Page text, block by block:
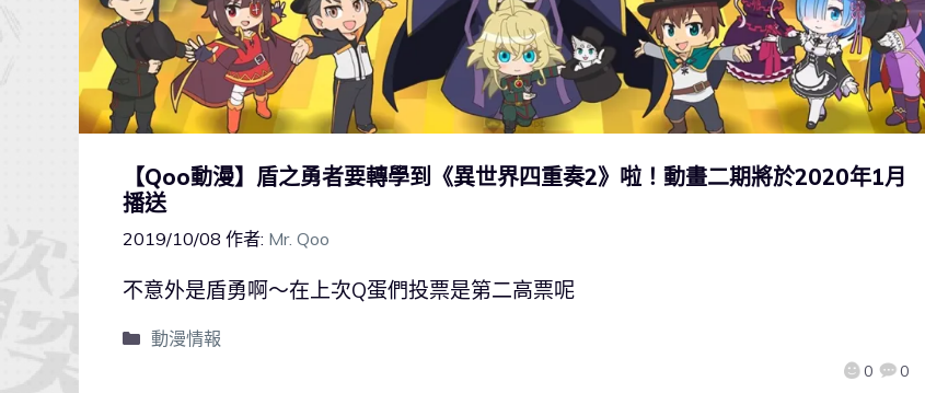
【Qoo動漫】盾之勇者要轉學到《異世界四重奏2》啦！動畫二期將於2020年1月
播送
2019/10/08 作者: Mr. Qoo
0 0
不意外是盾勇啊～在上次Q蛋們投票是第二高票呢
動漫情報